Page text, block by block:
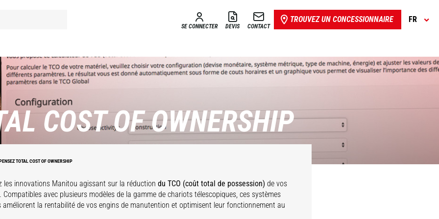
SE CONNECTER DEVIS CONTACT
TROUVEZ UN CONCESSIONNAIRE FR
COST OF OWNERSHIP
TOTAL COST OF OWNERSHIP
les innovations Manitou agissant sur la réduction du TCO (coût total de possession) de vos
Compatibles avec plusieurs modèles de la gamme de chariots télescopiques, ces systèmes
améliorent la rentabilité de vos engins de manutention et optimisent leur fonctionnement au